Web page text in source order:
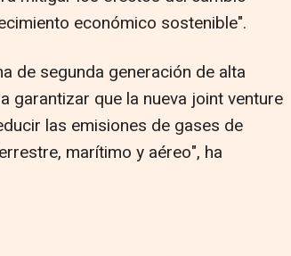
económico sostenible".
de segunda generación de alta
garantizar que la nueva joint venture
las emisiones de gases de
marítimo y aéreo", ha